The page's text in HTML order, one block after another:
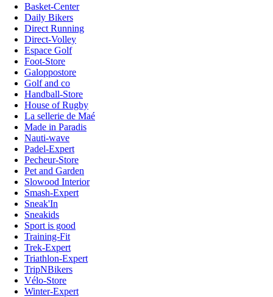
Basket-Center
Daily Bikers
Direct Running
Direct-Volley
Espace Golf
Foot-Store
Galoppostore
Golf and co
Handball-Store
House of Rugby
La sellerie de Maé
Made in Paradis
Nauti-wave
Padel-Expert
Pecheur-Store
Pet and Garden
Slowood Interior
Smash-Expert
Sneak'In
Sneakids
Sport is good
Training-Fit
Trek-Expert
Triathlon-Expert
TripNBikers
Vélo-Store
Winter-Expert